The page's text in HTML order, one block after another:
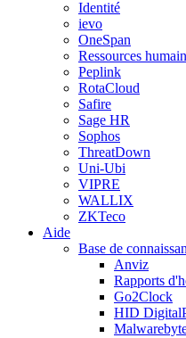
Identité
ievo
OneSpan
Ressources
Peplink
RotaCloud
Safire
Sage HR
Sophos
ThreatDown
Uni-Ubi
VIPRE
WALLIX
ZKTeco
Aide
Base de
Anviz
Rapports
Go2Clock
HID